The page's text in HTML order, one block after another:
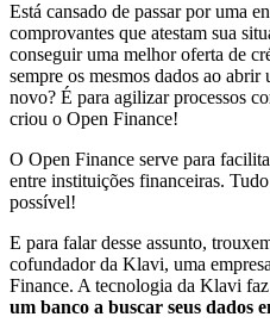
Está cansado de passar por uma
comprovantes que atestam sua
conseguir uma melhor oferta de
sempre os mesmos dados ao
novo? É para agilizar processos
criou o Open Finance!
O Open Finance serve para
entre instituições financeiras.
possível!
E para falar desse assunto,
cofundador da Klavi, uma
Finance. A tecnologia da Klavi
um banco a buscar seus dados